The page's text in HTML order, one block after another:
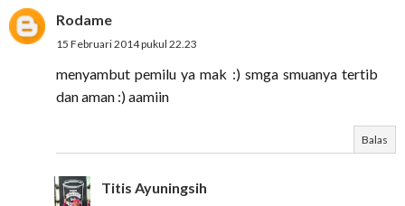
Rodame
15 Februari 2014 pukul 22.23
menyambut pemilu ya mak :) smga smuanya tertib
dan aman :) aamiin
Balas
Titis Ayuningsih